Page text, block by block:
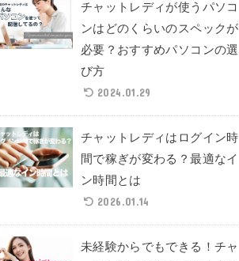
チャットレディが使うパソコ
ンはどのくらいのスペックが
必要？おすすめパソコンの選
び方
2024.01.29
チャットレディはログイン時
間で稼ぎが変わる？最適なイ
ン時間とは
2026.01.14
未経験からでもできる！チャ